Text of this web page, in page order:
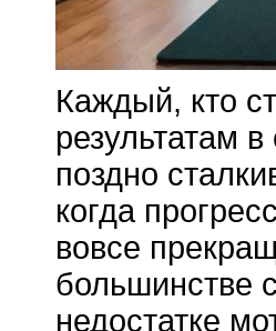
Каждый, кто
результатам
поздно
когда
вовсе
большинстве
недостатке